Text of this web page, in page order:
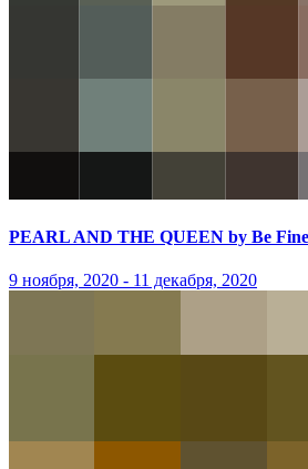
PEARL AND THE QUEEN by Be
9 ноября, 2020 - 11 декабря, 2020